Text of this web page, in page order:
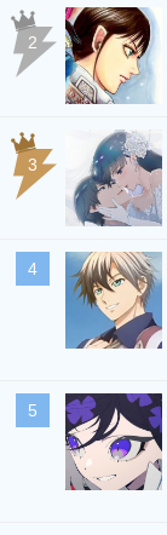
2
3
4
5